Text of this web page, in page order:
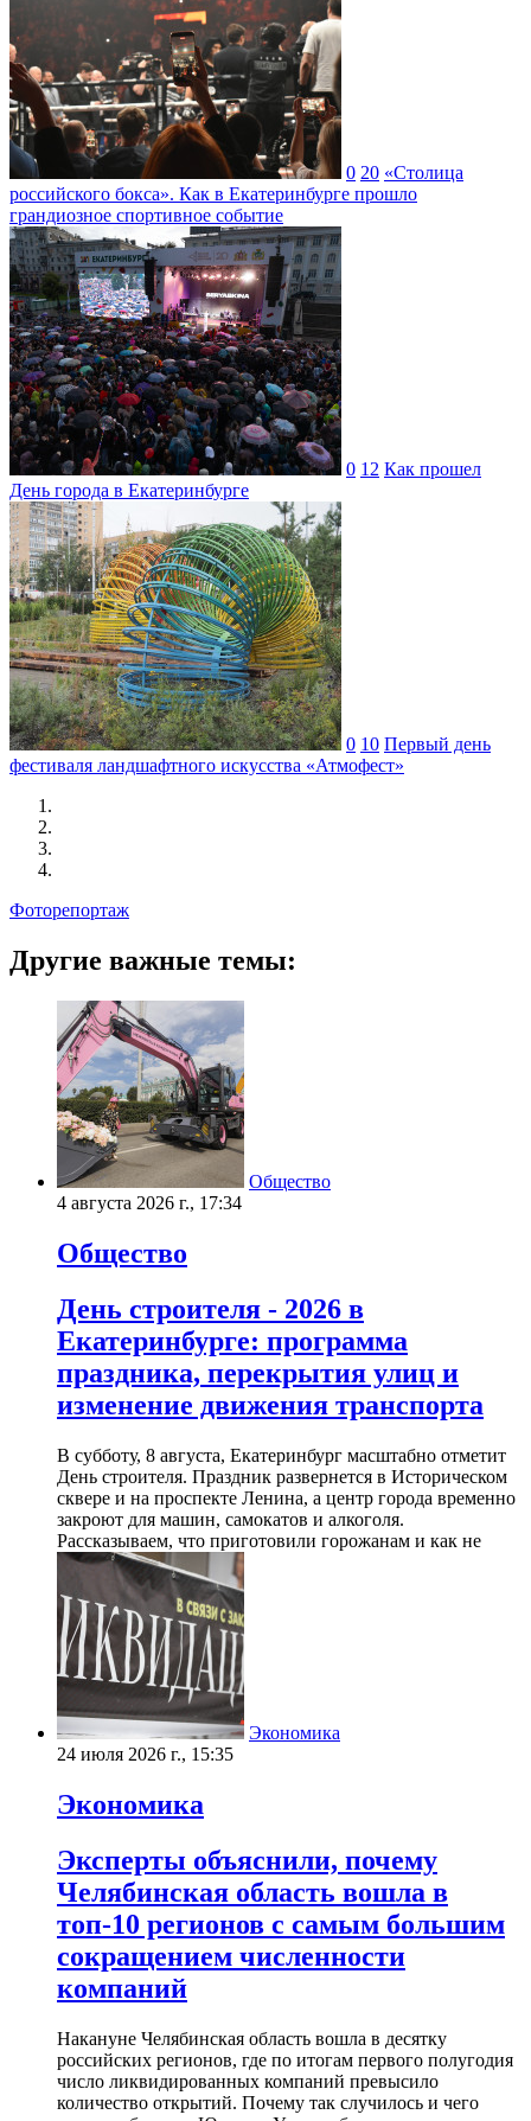
0 20 «Столица
российского бокса». Как в Екатеринбурге прошло
грандиозное спортивное событие
0 12 Как прошел
День города в Екатеринбурге
0 10 Первый день
фестиваля ландшафтного искусства «Атмофест»
Фоторепортаж
Другие важные темы:
Общество
4 августа 2026 г., 17:34
Общество
День строителя - 2026 в
Екатеринбурге: программа
праздника, перекрытия улиц и
изменение движения транспорта
В субботу, 8 августа, Екатеринбург масштабно отметит
День строителя. Праздник развернется в Историческом
сквере и на проспекте Ленина, а центр города временно
закроют для машин, самокатов и алкоголя.
Рассказываем, что приготовили горожанам и как не
Экономика
24 июля 2026 г., 15:35
Экономика
Эксперты объяснили, почему
Челябинская область вошла в
топ-10 регионов с самым большим
сокращением численности
компаний
Накануне Челябинская область вошла в десятку
российских регионов, где по итогам первого полугодия
число ликвидированных компаний превысило
количество открытий. Почему так случилось и чего